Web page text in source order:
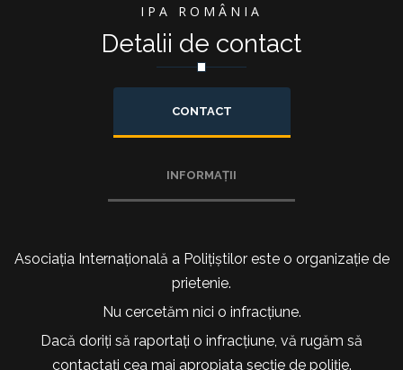
IPA ROMÂNIA
Detalii de contact
CONTACT
INFORMAȚII
Asociația Internațională a Polițiștilor este o organizație de
prietenie.
Nu cercetăm nici o infracțiune.
Dacă doriți să raportați o infracțiune, vă rugăm să
contactați cea mai apropiata secție de poliție.